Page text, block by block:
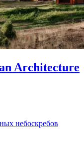
Architecture
небоскребов